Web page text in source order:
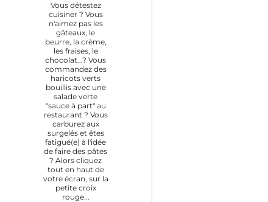
Vous détestez
cuisiner ? Vous
n'aimez pas les
gâteaux, le
beurre, la crème,
les fraises, le
chocolat...? Vous
commandez des
haricots verts
bouillis avec une
salade verte
"sauce à part" au
restaurant ? Vous
carburez aux
surgelés et êtes
fatigué(e) à l'idée
de faire des pâtes
? Alors cliquez
tout en haut de
votre écran, sur la
petite croix
rouge...